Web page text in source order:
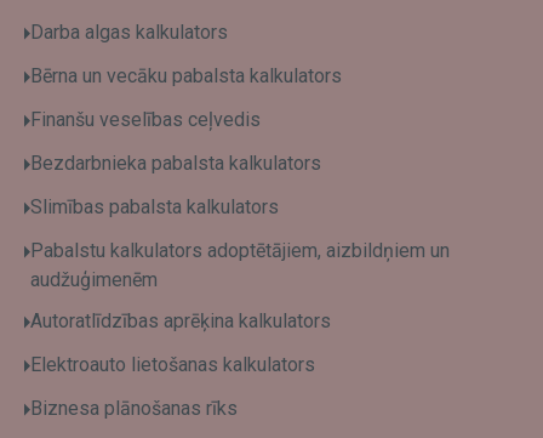
Darba algas kalkulators
Bērna un vecāku pabalsta kalkulators
Finanšu veselības ceļvedis
Bezdarbnieka pabalsta kalkulators
Slimības pabalsta kalkulators
Pabalstu kalkulators adoptētājiem, aizbildņiem un
audžuģimenēm
Autoratlīdzības aprēķina kalkulators
Elektroauto lietošanas kalkulators
Biznesa plānošanas rīks